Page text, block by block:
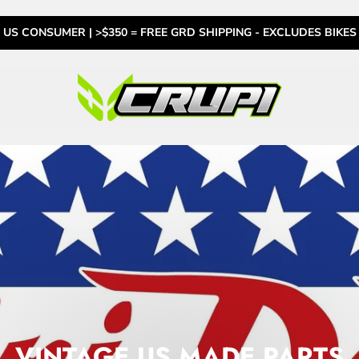
US CONSUMER | >$350 = FREE GRD SHIPPING - EXCLUDES BIKES